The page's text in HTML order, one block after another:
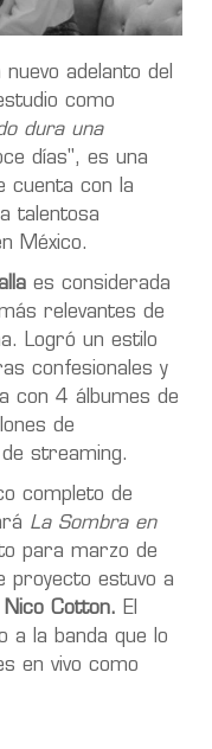
nuevo adelanto del
como
dura una
días", es una
cuenta con la
talentosa
México.
es considerada
relevantes de
Logró un estilo
confesionales y
con 4 álbumes de
de
streaming.
completo de
La Sombra en
para marzo de
proyecto estuvo a
Nico Cotton. El
a la banda que lo
en vivo como